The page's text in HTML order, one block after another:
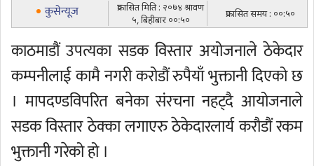
कुसेन्यूज
प्रकासित मिति : २०७४ श्रावण
५, बिहीबार ००:५०
प्रकासित समय : ००:५०
काठमाडौं उपत्यका सडक विस्तार अयोजनाले ठेकेदार
कम्पनीलाई कामै नगरी करोडौं रुपैयाँ भुक्तानी दिएको छ
। मापदण्डविपरित बनेका संरचना नहट्दै आयोजनाले
सडक विस्तार ठेक्का लगाएरु ठेकेदारलार्य करौडौं रकम
भुक्तानी गरेको हो ।